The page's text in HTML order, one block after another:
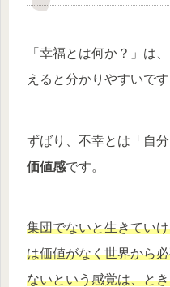
「幸福とは何か？」は
えると分かりやすいです
ずばり、不幸とは「自
価値感です。
集団でないと生きてい
は価値がなく世界から
ないという感覚は、と